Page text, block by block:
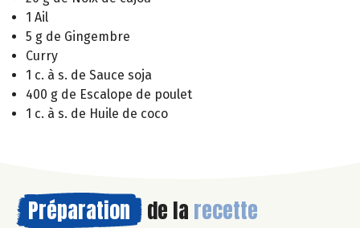
1 Ail
5 g de Gingembre
Curry
1 c. à s. de Sauce soja
400 g de Escalope de poulet
1 c. à s. de Huile de coco
Préparation de la recette